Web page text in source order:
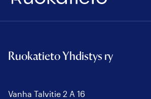
Ruokatieto Yhdistys ry
Vanha Talvitie 2 A 16